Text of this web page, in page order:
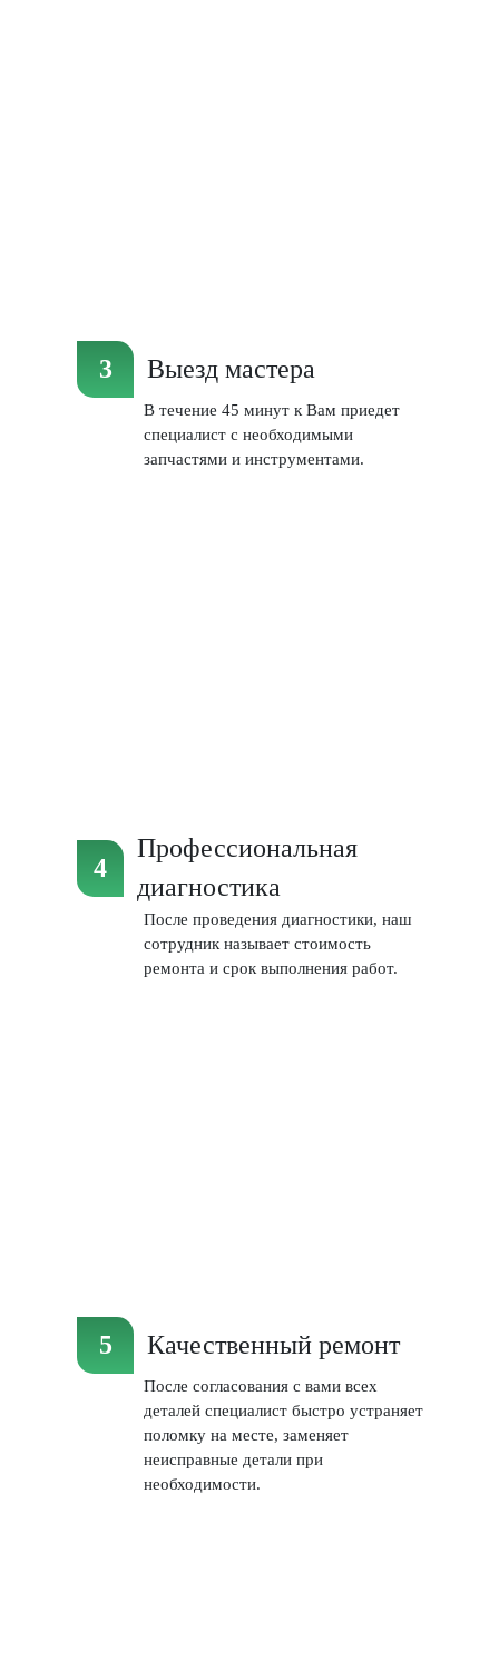
Выезд мастера
В течение 45 минут к Вам приедет
специалист с необходимыми
запчастями и инструментами.
Профессиональная
диагностика
После проведения диагностики, наш
сотрудник называет стоимость
ремонта и срок выполнения работ.
Качественный ремонт
После согласования с вами всех
деталей специалист быстро устраняет
поломку на месте, заменяет
неисправные детали при
необходимости.